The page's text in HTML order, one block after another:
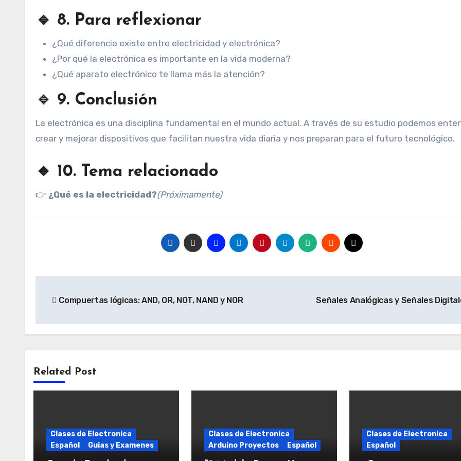
🔹 8. Para reflexionar
¿Qué diferencia existe entre electricidad y electrónica?
¿Por qué la electrónica es importante en la vida moderna?
¿Qué aparato electrónico te llama más la atención?
🔹 9. Conclusión
La electrónica es una disciplina fundamental en el mundo actual. A través de su estudio podemos
crear y mejorar dispositivos que facilitan nuestra vida diaria y nos preparan para el futuro tecnológico.
🔹 10. Tema relacionado
👉 ¿Qué es la electricidad?(Próximamente)
de
entradas
Compuertas lógicas: AND, OR, NOT, NAND y NOR Señales Analógicas y Señales
Related Post
Clases de Electronica
Español
Guias y Examenes
Clases de Electronica
Arduino Proyectos
Español
Clases de Electronica
Español